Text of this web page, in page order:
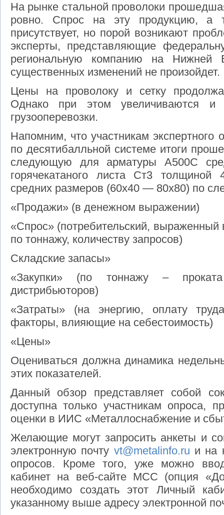
На рынке стальной проволоки
ровно. Спрос на эту продукцию, а
присутствует, но порой возникают
эксперты, представляющие
региональную компанию на Нижней
существенных изменений не произойдет.
Цены на проволоку и сетку
Однако при этом увеличиваются и
грузооперевозки.
Напомним, что участникам экспертного
по десятибалльной системе итоги
следующую для арматуры А500С
горячекатаного листа Ст3
средних размеров (60х40 — 80х80) по
«Продажи» (в денежном выражении)
«Спрос» (потребительский, выраженный
по тоннажу, количеству запросов)
Складские запасы»
«Закупки» (по тоннажу –
дистрибьюторов)
«Затраты» (на энергию, оплату
факторы, влияющие на себестоимость)
«Цены»
Оцениваться должна динамика
этих показателей.
Данный обзор представляет собой
доступна только участникам опроса,
оценки в ИИС «Металлоснабжение и
Желающие могут запросить анкеты и
электронную почту vt@metalinfo.ru и на
опросов. Кроме того, уже можно
кабинет на веб-сайте МСС (опция
необходимо создать этот Личный
указанному выше адресу электронной